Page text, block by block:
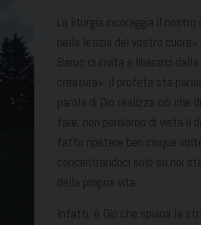
La liturgia incoraggia il
nella letizia del vostro
Baruc ci invita a liberarci
creatura». Il profeta sta
parola di Dio realizza ciò che
fare, non perdiamo di vista il
fatto ripetere ben cinque
concentrandoci solo su noi
della propria vita.
Infatti, è Dio che spiana la